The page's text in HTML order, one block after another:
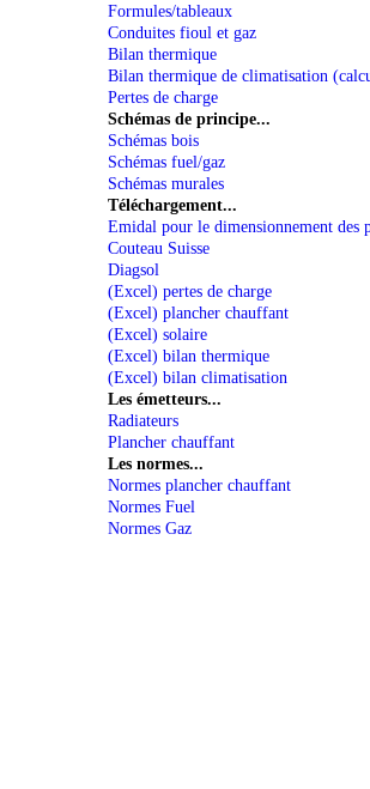
Formules/tableaux
Conduites fioul et gaz
Bilan thermique
Bilan thermique de climatisation
Pertes de charge
Schémas de principe...
Schémas bois
Schémas fuel/gaz
Schémas murales
Téléchargement...
Emidal pour le dimensionnement des
Couteau Suisse
Diagsol
(Excel) pertes de charge
(Excel) plancher chauffant
(Excel) solaire
(Excel) bilan thermique
(Excel) bilan climatisation
Les émetteurs...
Radiateurs
Plancher chauffant
Les normes...
Normes plancher chauffant
Normes Fuel
Normes Gaz